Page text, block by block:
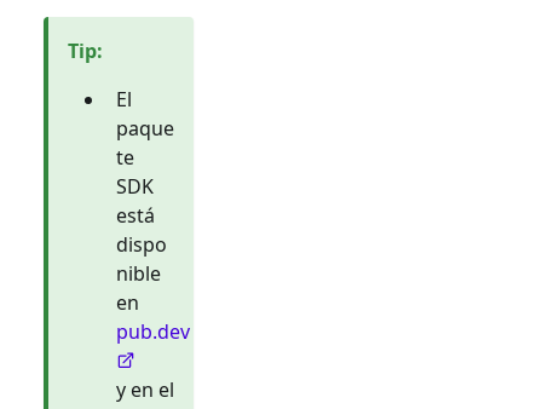
Tip:
El
paque
te
SDK
está
dispo
nible
en
pub.dev
y en el